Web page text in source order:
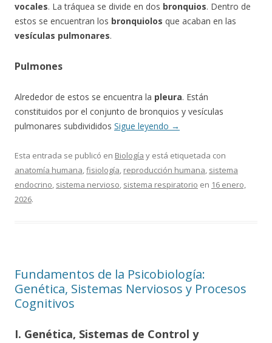
vocales. La tráquea se divide en dos bronquios. Dentro de
estos se encuentran los bronquiolos que acaban en las
vesículas pulmonares.
Pulmones
Alrededor de estos se encuentra la pleura. Están
constituidos por el conjunto de bronquios y vesículas
pulmonares subdivididos Sigue leyendo →
Esta entrada se publicó en Biología y está etiquetada con
anatomía humana,fisiología, reproducción humana, sistema
endocrino, sistema nervioso, sistema respiratorio en 16 enero,
2026.
Fundamentos de la Psicobiología:
Genética, Sistemas Nerviosos y Procesos
Cognitivos
I. Genética, Sistemas de Control y